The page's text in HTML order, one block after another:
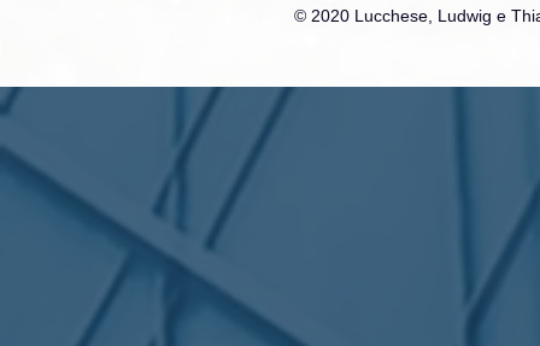
© 2020 Lucchese, Ludwig e